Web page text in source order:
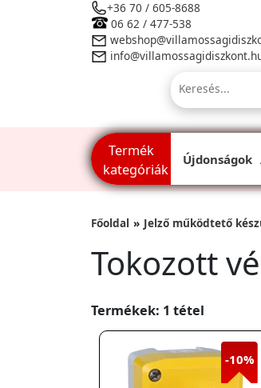
+36 70 / 605-8688
06 62 / 477-538
Termék
kategóriák
Újdonságok
Főoldal Jelző működtető
Tokozott
Termékek: 1 tétel
-10%